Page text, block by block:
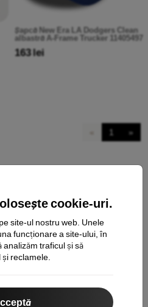
cookie-uri.
site-ul nostru web. Unele
funcționare a site-ului, în
analizăm traficul și să
reclamele.
Șapcă New Era LA Dodgers Clean
albastră A-Frame Trucker 11405497
163 lei
1 »